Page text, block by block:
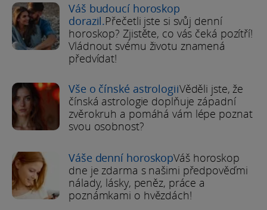
Váš budoucí horoskop
dorazil.Přečetli jste si svůj denní
horoskop? Zjistěte, co vás čeká pozítří!
Vládnout svému životu znamená
předvídat!
Vše o čínské astrologiiVěděli jste, že
čínská astrologie doplňuje západní
zvěrokruh a pomáhá vám lépe poznat
svou osobnost?
Váše denní horoskopVáš horoskop
dne je zdarma s našimi předpověďmi
nálady, lásky, peněz, práce a
poznámkami o hvězdách!